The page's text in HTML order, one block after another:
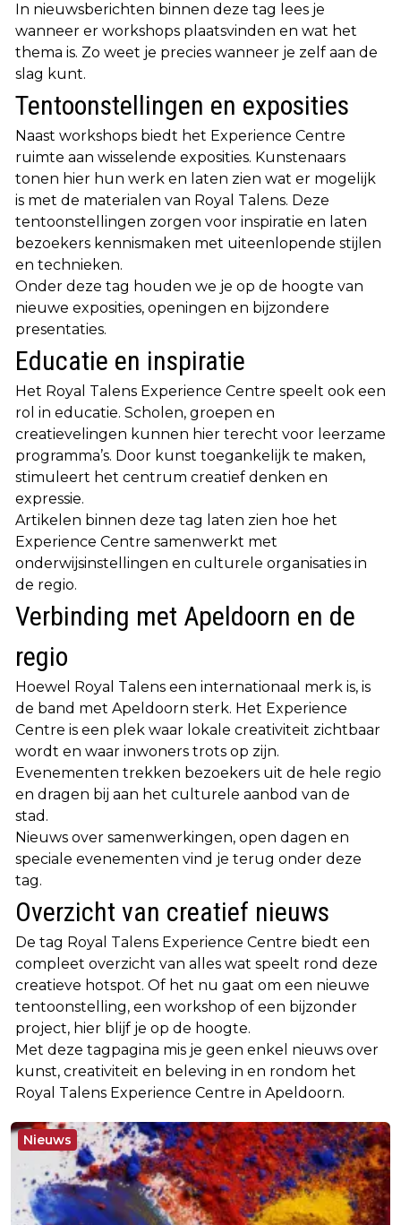
In nieuwsberichten binnen deze tag lees je
wanneer er workshops plaatsvinden en wat het
thema is. Zo weet je precies wanneer je zelf aan de
slag kunt.
Tentoonstellingen en exposities
Naast workshops biedt het Experience Centre
ruimte aan wisselende exposities. Kunstenaars
tonen hier hun werk en laten zien wat er mogelijk
is met de materialen van Royal Talens. Deze
tentoonstellingen zorgen voor inspiratie en laten
bezoekers kennismaken met uiteenlopende stijlen
en technieken.
Onder deze tag houden we je op de hoogte van
nieuwe exposities, openingen en bijzondere
presentaties.
Educatie en inspiratie
Het Royal Talens Experience Centre speelt ook een
rol in educatie. Scholen, groepen en
creatievelingen kunnen hier terecht voor leerzame
programma’s. Door kunst toegankelijk te maken,
stimuleert het centrum creatief denken en
expressie.
Artikelen binnen deze tag laten zien hoe het
Experience Centre samenwerkt met
onderwijsinstellingen en culturele organisaties in
de regio.
Verbinding met Apeldoorn en de
regio
Hoewel Royal Talens een internationaal merk is, is
de band met Apeldoorn sterk. Het Experience
Centre is een plek waar lokale creativiteit zichtbaar
wordt en waar inwoners trots op zijn.
Evenementen trekken bezoekers uit de hele regio
en dragen bij aan het culturele aanbod van de
stad.
Nieuws over samenwerkingen, open dagen en
speciale evenementen vind je terug onder deze
tag.
Overzicht van creatief nieuws
De tag Royal Talens Experience Centre biedt een
compleet overzicht van alles wat speelt rond deze
creatieve hotspot. Of het nu gaat om een nieuwe
tentoonstelling, een workshop of een bijzonder
project, hier blijf je op de hoogte.
Met deze tagpagina mis je geen enkel nieuws over
kunst, creativiteit en beleving in en rondom het
Royal Talens Experience Centre in Apeldoorn.
Nieuws